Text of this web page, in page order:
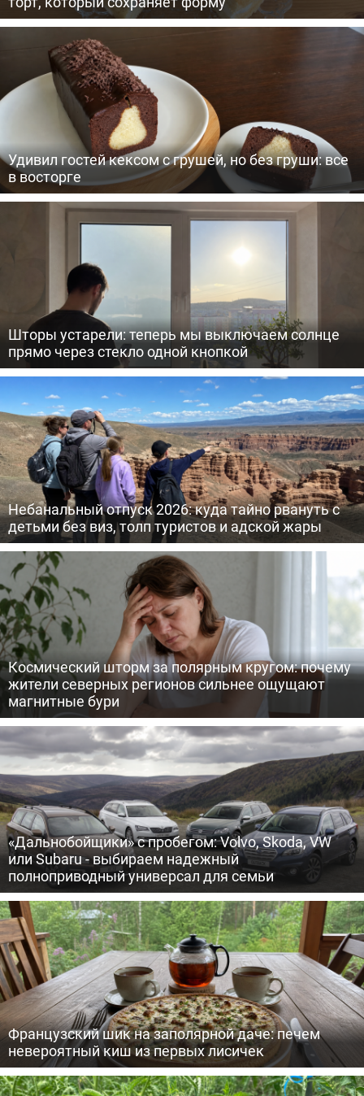
Удивил гостей кексом с грушей, но без груши: все
в восторге
Шторы устарели: теперь мы выключаем солнце
прямо через стекло одной кнопкой
Небанальный отпуск 2026: куда тайно рвануть с
детьми без виз, толп туристов и адской жары
Космический шторм за полярным кругом: почему
жители северных регионов сильнее ощущают
магнитные бури
«Дальнобойщики» с пробегом: Volvo, Skoda, VW
или Subaru - выбираем надежный
полноприводный универсал для семьи
Французский шик на заполярной даче: печем
невероятный киш из первых лисичек